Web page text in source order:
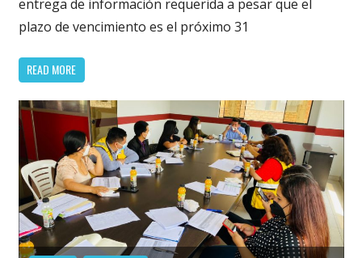
entrega de información requerida a pesar que el
plazo de vencimiento es el próximo 31
READ MORE